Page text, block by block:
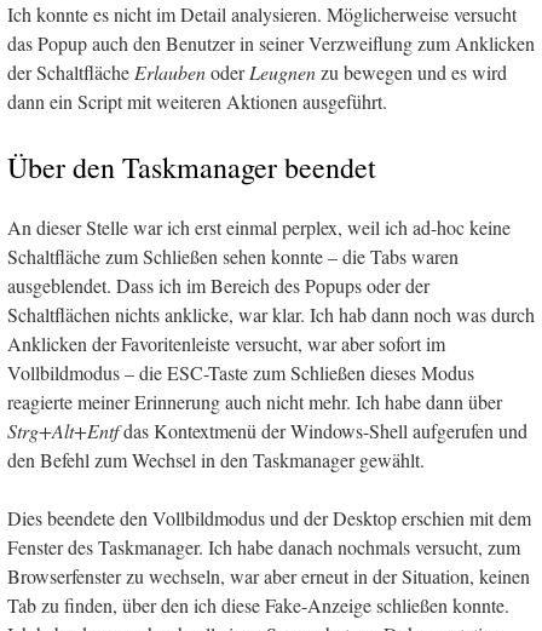
Ich konnte es nicht im Detail analysieren. Möglicherweise versucht
das Popup auch den Benutzer in seiner Verzweiflung zum Anklicken
der SchaltflächeErlaubenoderLeugnenzu bewegen und es wird
dann ein Script mit weiteren Aktionen ausgeführt.
Über den Taskmanager beendet
An dieser Stelle war ich erst einmal perplex, weil ich ad-hoc keine
Schaltfläche zum Schließen sehen konnte – die Tabs waren
ausgeblendet. Dass ich im Bereich des Popups oder der
Schaltflächen nichts anklicke, war klar. Ich hab dann noch was durch
Anklicken der Favoritenleiste versucht, war aber sofort im
Vollbildmodus – die ESC-Taste zum Schließen dieses Modus
reagierte meiner Erinnerung auch nicht mehr. Ich habe dann über
Strg+Alt+Entfdas Kontextmenü der Windows-Shell aufgerufen und
den Befehl zum Wechsel in den Taskmanager gewählt.
Dies beendete den Vollbildmodus und der Desktop erschien mit dem
Fenster des Taskmanager. Ich habe danach nochmals versucht, zum
Browserfenster zu wechseln, war aber erneut in der Situation, keinen
Tab zu finden, über den ich diese Fake-Anzeige schließen konnte.